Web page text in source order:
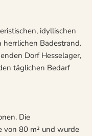
idyllischen
herrlichen Badestrand.
Dorf Hesselager,
täglichen Bedarf
Die
von 80 m² und wurde